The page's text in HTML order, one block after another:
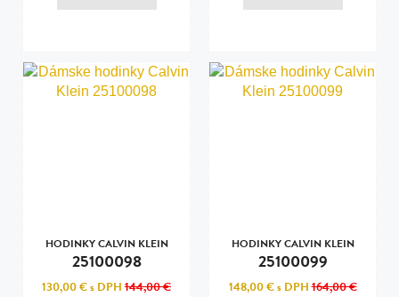
Posledná aktualizácia dnes o 11:00 Posledná aktualizácia dnes o 11:00
HODINKY CALVIN KLEIN
25100098
130,00 €s DPH 144,00 €
HODINKY CALVIN KLEIN
25100099
148,00 €s DPH164,00 €